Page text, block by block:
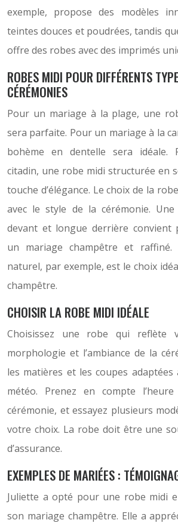
exemple, propose des modèles
teintes douces et poudrées, tandis
offre des robes avec des imprimés
ROBES MIDI POUR DIFFÉRENTS
CÉRÉMONIES
Pour un mariage à la plage, une
sera parfaite. Pour un mariage à la
bohème en dentelle sera idéale.
citadin, une robe midi structurée en
touche d’élégance. Le choix de la
avec le style de la cérémonie.
devant et longue derrière convient
un mariage champêtre et
naturel, par exemple, est le choix
champêtre.
CHOISIR LA ROBE MIDI IDÉALE
Choisissez une robe qui reflète
morphologie et l’ambiance de la
les matières et les coupes
météo. Prenez en compte
cérémonie, et essayez plusieurs
votre choix. La robe doit être une
d’assurance.
EXEMPLES DE MARIÉES :
Juliette a opté pour une robe midi
son mariage champêtre. Elle a